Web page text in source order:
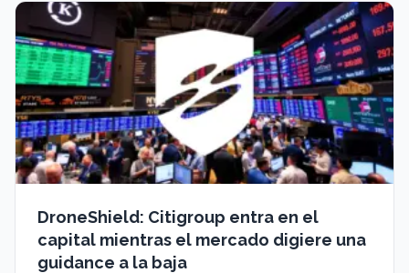
DroneShield: Citigroup entra en el
capital mientras el mercado digiere una
guidance a la baja